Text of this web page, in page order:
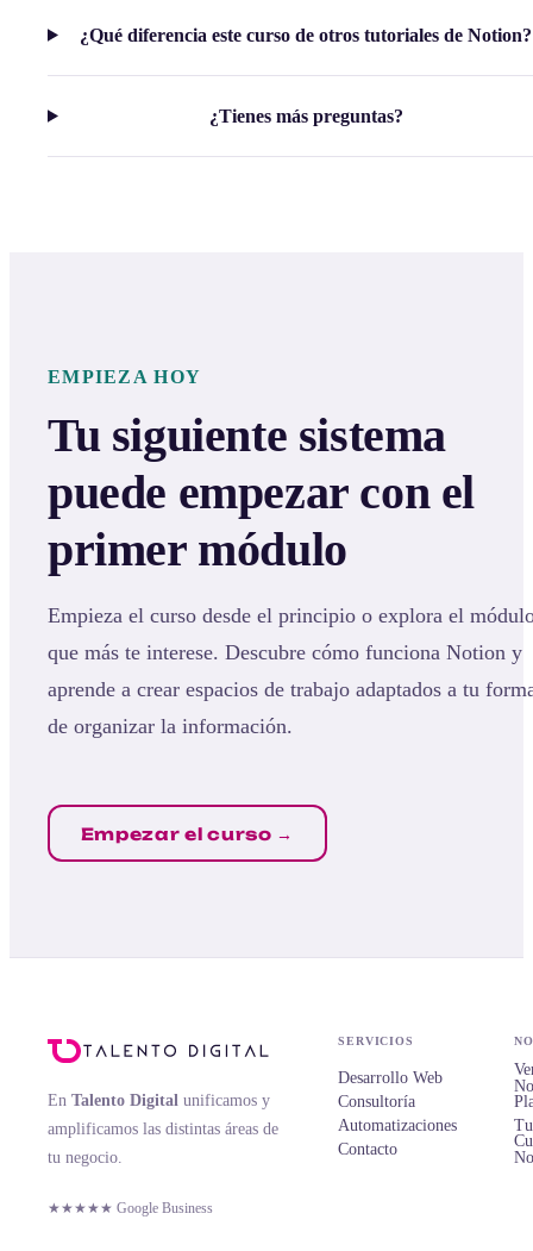
¿Qué diferencia este curso de otros tutoriales de Notion?
¿Tienes más preguntas?
EMPIEZA HOY
Tu siguiente sistema
puede empezar con el
primer módulo
Empieza el curso desde el principio o explora el
que más te interese. Descubre cómo funciona Notion y
aprende a crear espacios de trabajo adaptados a tu
de organizar la información.
Empezar el curso →
En Talento Digital unificamos y
amplificamos las distintas áreas de
tu negocio.
★★★★★ Google Business
SERVICIOS
Desarrollo Web
Consultoría
Automatizaciones
Contacto